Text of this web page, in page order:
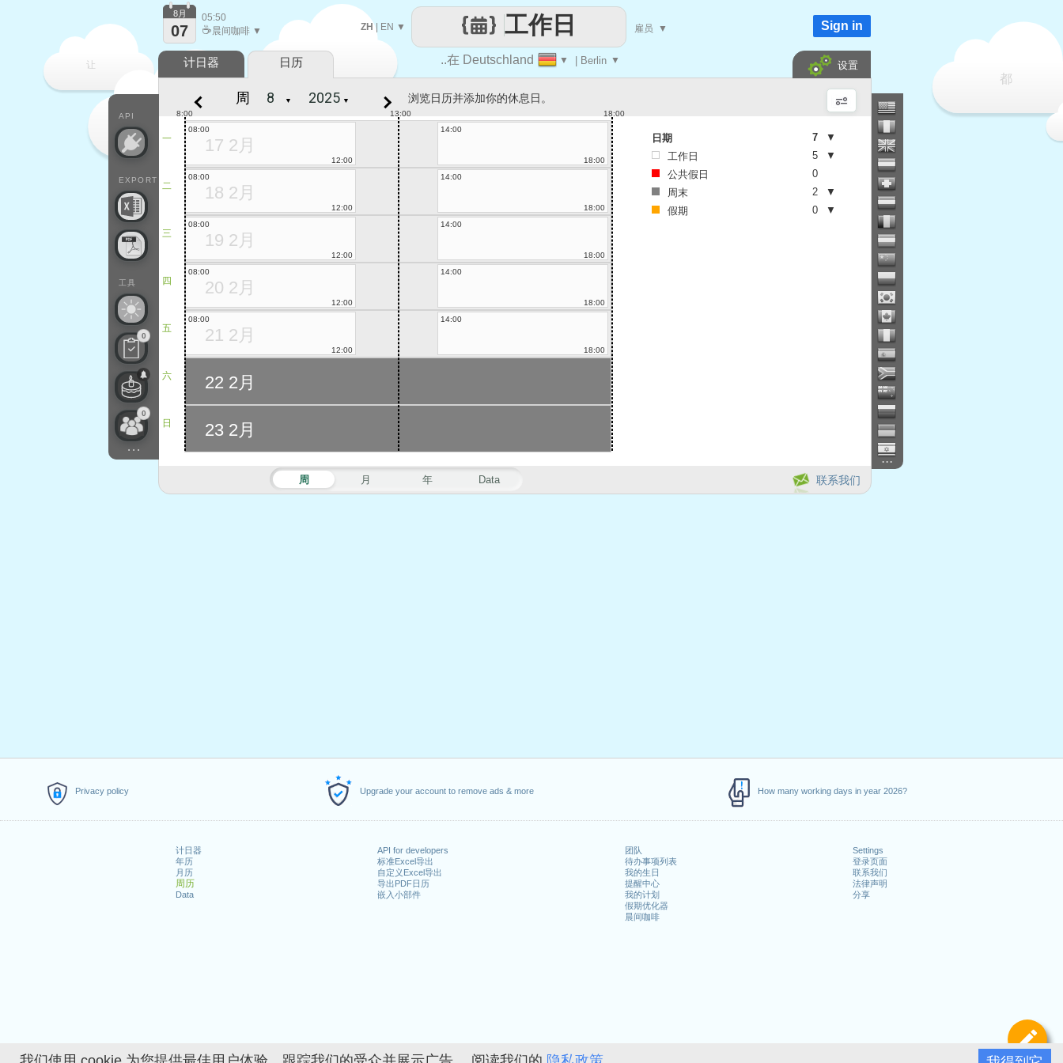
Privacy policy Upgrade your account to remove ads & more How many working days in year 2026?
计日器
年历
月历
周历
Data
API for developers
标准Excel导出
自定义Excel导出
导出PDF日历
嵌入小部件
团队
待办事项列表
我的生日
提醒中心
我的计划
假期优化器
晨间咖啡
Settings
登录页面
联系我们
法律声明
分享
定
让
每一天
都
..在 Deutschland ▼ | Berlin ▼
工作日
ZH | EN ▼ 雇员 ▼
API
EXPORT
工具
0
0
...
8月
07
05:50
☕晨间咖啡 ▼ Sign in
计日器 日历 设置
...
联系我们
周 月 年 Data
周 ▼ ▼ 浏览日历并添加你的休息日。
一
二
三
四
五
六
日
13:00
8:00 18:00
17 2月
08:00
12:00
14:00
18:00
18 2月
08:00
12:00
14:00
18:00
19 2月
08:00
12:00
14:00
18:00
20 2月
08:00
12:00
14:00
18:00
21 2月
08:00
12:00
14:00
18:00
22 2月
23 2月
日期 7
▼
工作日
5
▼
公共假日
0
周末
2
▼
假期
0 ▼